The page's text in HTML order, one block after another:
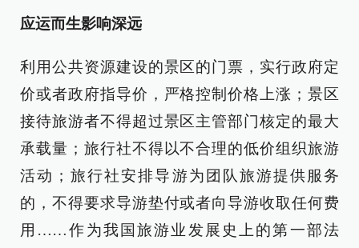
应运而生影响深远
利用公共资源建设的景区的门票，实行政府定
价或者政府指导价，严格控制价格上涨；景区
接待旅游者不得超过景区主管部门核定的最大
承载量；旅行社不得以不合理的低价组织旅游
活动；旅行社安排导游为团队旅游提供服务
的，不得要求导游垫付或者向导游收取任何费
用……作为我国旅游业发展史上的第一部法